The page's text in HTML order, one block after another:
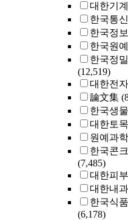
대한기
한국통
한국정
한국원
한국정
(12,519)
대한전
論文集
한국생
대한토
원예과
한국콘
(7,485)
대한피
대한내
한국식
(6,178)